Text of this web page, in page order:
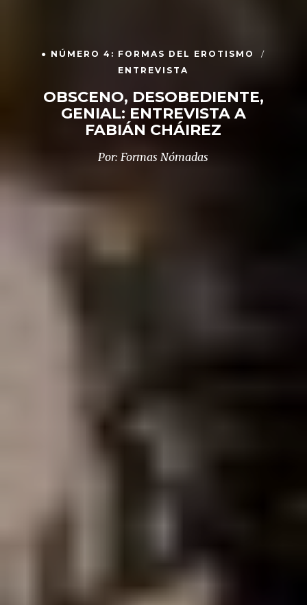
● NÚMERO 4: FORMAS DEL EROTISMO
ENTREVISTA
OBSCENO, DESOBEDIENTE,
GENIAL: ENTREVISTA A
FABIÁN CHÁIREZ
Por: Formas Nómadas